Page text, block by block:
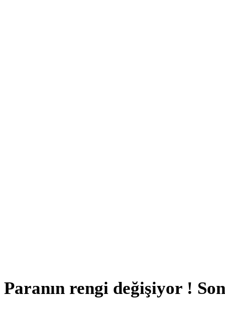
Paranın rengi değişiyor !